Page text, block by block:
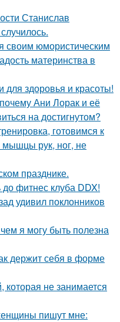
Станислав
своим юмористическим
материнства в
здоровья и красоты!
Ани Лорак и её
на достигнутом?
готовимся к
мышцы рук, ног, не
празднике.
фитнес клуба DDX!
удивил поклонников
я могу быть полезна
держит себя в форме
не занимается
пишут мне: